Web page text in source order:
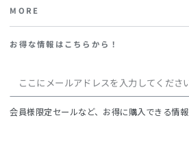
MORE
お得な情報はこちらから！
こ
こ
に
会員様限定セールなど、お得に購入できる情